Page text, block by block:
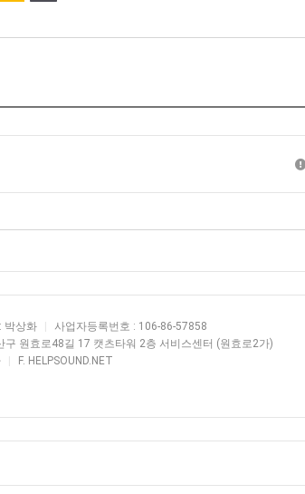
박상화
사업자등록번호 : 106-86-57858
구 원효로48길 17 캣츠타워 2층 서비스센터 (원효로2가)
F. HELPSOUND.NET